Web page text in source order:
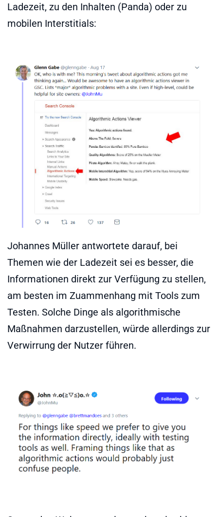
Ladezeit, zu den Inhalten (Panda) oder zu
mobilen Interstitials:
Johannes Müller antwortete darauf, bei
Themen wie der Ladezeit sei es besser, die
Informationen direkt zur Verfügung zu stellen,
am besten im Zuammenhang mit Tools zum
Testen. Solche Dinge als algorithmische
Maßnahmen darzustellen, würde allerdings zur
Verwirrung der Nutzer führen.